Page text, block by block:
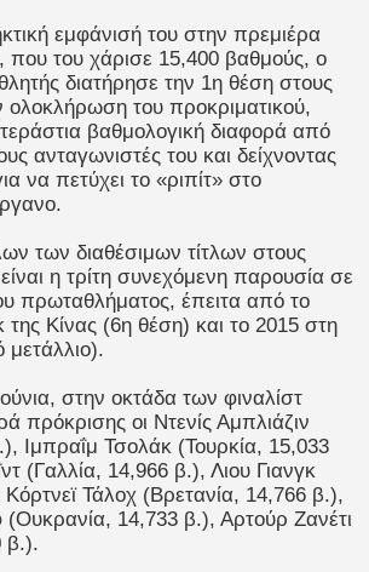
εμφάνισή του στην πρεμιέρα
που του χάρισε 15,400 βαθμούς, ο
διατήρησε την 1η θέση στους
ολοκλήρωση του προκριματικού,
βαθμολογική διαφορά από
ανταγωνιστές του και δείχνοντας
να πετύχει το «ριπίτ» στο
των διαθέσιμων τίτλων στους
η τρίτη συνεχόμενη παρουσία σε
πρωταθλήματος, έπειτα από το
της Κίνας (6η θέση) και το 2015 στη
στην οκτάδα των φιναλίστ
πρόκρισης οι Ντενίς Αμπλιάζιν
Ιμπραΐμ Τσολάκ (Τουρκία, 15,033
(Γαλλία, 14,966 β.), Λιου Γιανγκ
Τάλοχ (Βρετανία, 14,766 β.),
(Ουκρανία, 14,733 β.), Αρτούρ Ζανέτι
β.).